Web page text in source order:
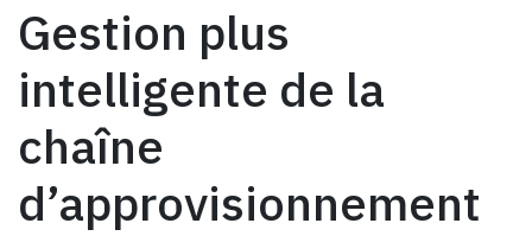
Gestion plus
intelligente de la
chaîne
d’approvisionnement